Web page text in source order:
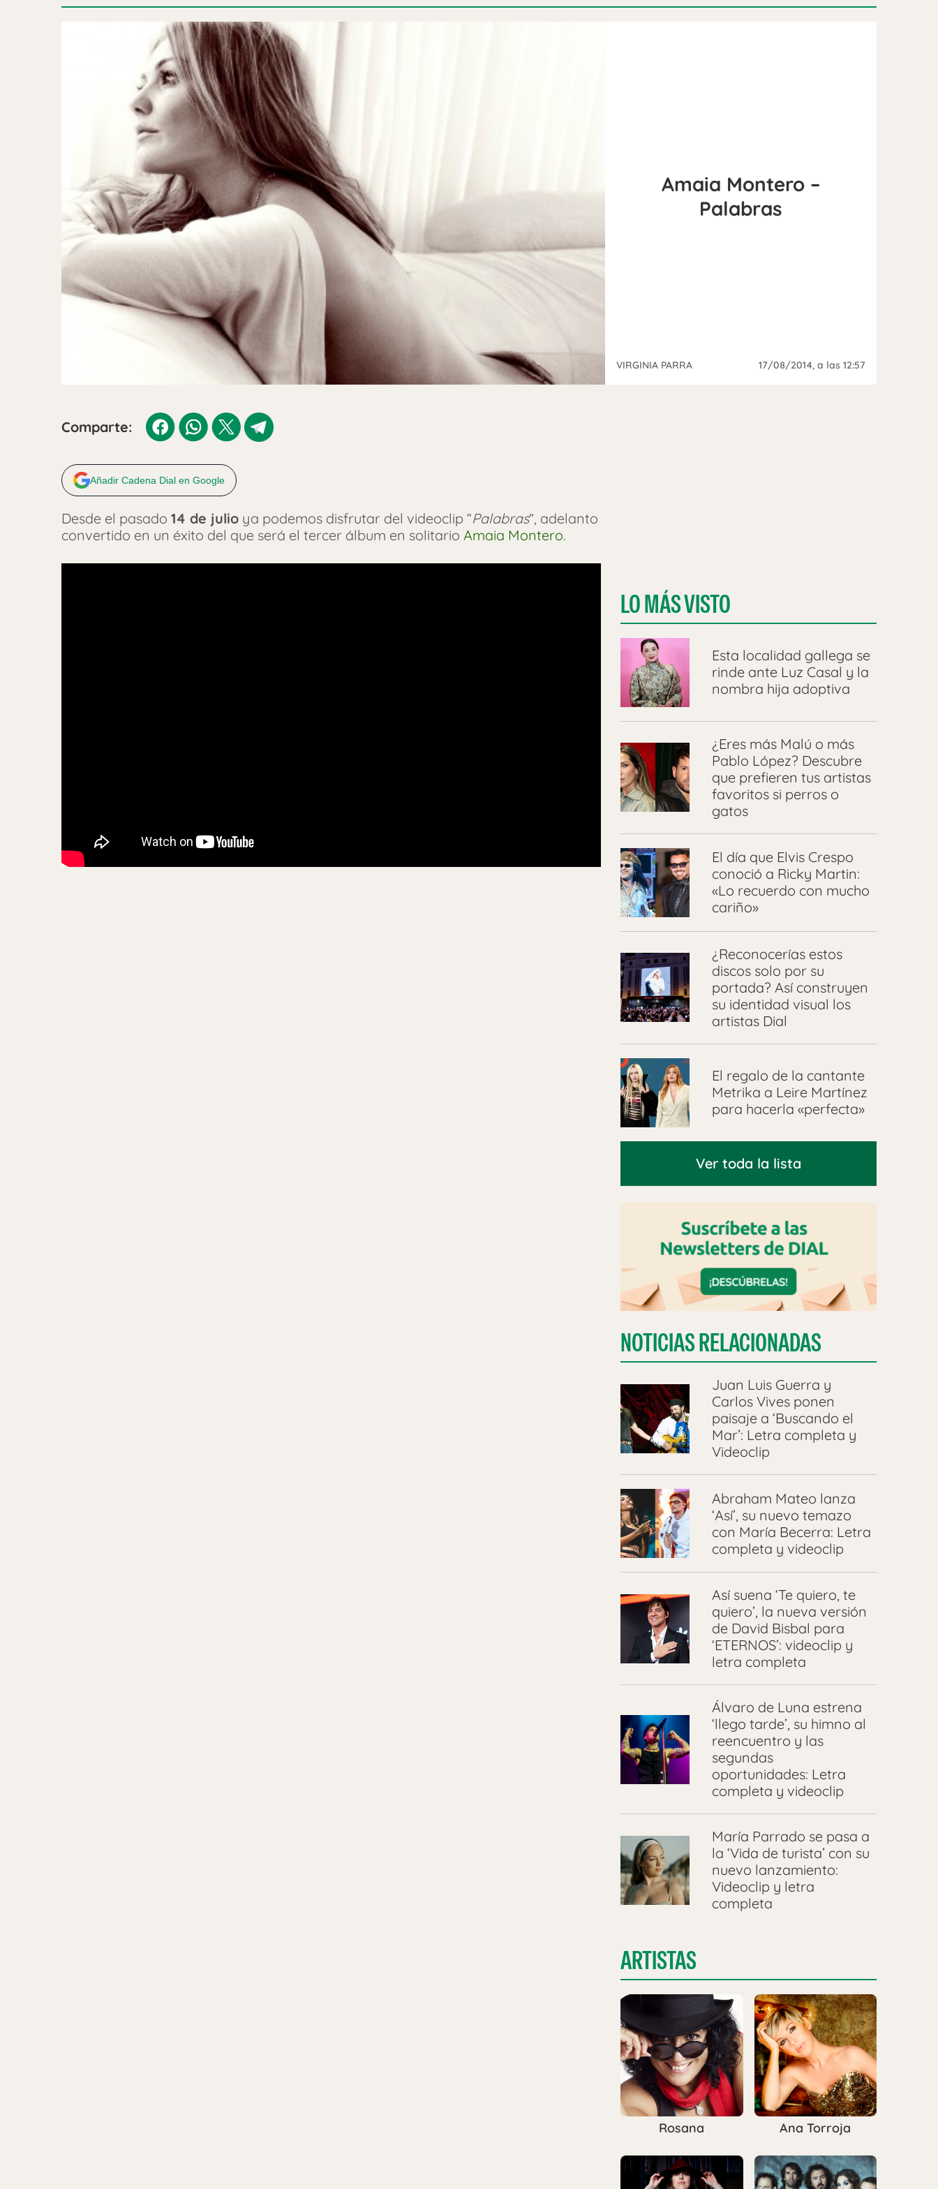
Amaia Montero –
Palabras
VIRGINIA PARRA 17/08/2014, a las 12:57
Comparte:
Añadir Cadena Dial en Google
Desde el pasado 14 de julio ya podemos disfrutar del videoclip “Palabras”, adelanto
convertido en un éxito del que será el tercer álbum en solitario Amaia Montero.
LO MÁS VISTO
Esta localidad gallega se
rinde ante Luz Casal y la
nombra hija adoptiva
¿Eres más Malú o más
Pablo López? Descubre
que prefieren tus artistas
favoritos si perros o
gatos
El día que Elvis Crespo
conoció a Ricky Martin:
«Lo recuerdo con mucho
cariño»
¿Reconocerías estos
discos solo por su
portada? Así construyen
su identidad visual los
artistas Dial
El regalo de la cantante
Metrika a Leire Martínez
para hacerla «perfecta»
Ver toda la lista
NOTICIAS RELACIONADAS
Juan Luis Guerra y
Carlos Vives ponen
paisaje a ‘Buscando el
Mar’: Letra completa y
Videoclip
Abraham Mateo lanza
‘Así’, su nuevo temazo
con María Becerra: Letra
completa y videoclip
Así suena ‘Te quiero, te
quiero’, la nueva versión
de David Bisbal para
‘ETERNOS’: videoclip y
letra completa
Álvaro de Luna estrena
‘llego tarde’, su himno al
reencuentro y las
segundas
oportunidades: Letra
completa y videoclip
María Parrado se pasa a
la ‘Vida de turista’ con su
nuevo lanzamiento:
Videoclip y letra
completa
ARTISTAS
Rosana Ana Torroja